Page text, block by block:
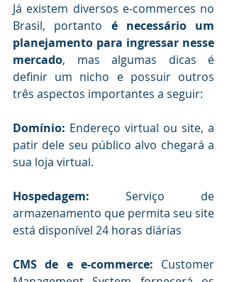
Já existem diversos e-commerces no
Brasil, portanto é necessário um
planejamento para ingressar nesse
mercado, mas algumas dicas é
definir um nicho e possuir outros
três aspectos importantes a seguir:
Domínio: Endereço virtual ou site, a
patir dele seu público alvo chegará a
sua loja virtual.
Hospedagem: Serviço de
armazenamento que permita seu site
está disponível 24 horas diárias
CMS de e e-commerce: Customer